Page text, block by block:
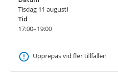
Tisdag 11 augusti
Tid
17:00–19:00
Upprepas vid fler tillfällen